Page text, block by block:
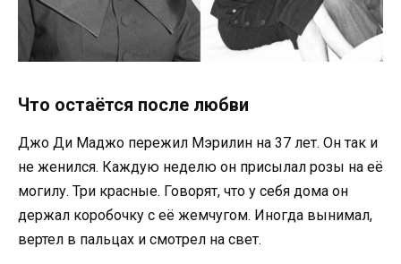
Что остаётся после любви
Джо Ди Маджо пережил Мэрилин на 37 лет. Он так и
не женился. Каждую неделю он присылал розы на её
могилу. Три красные. Говорят, что у себя дома он
держал коробочку с её жемчугом. Иногда вынимал,
вертел в пальцах и смотрел на свет.